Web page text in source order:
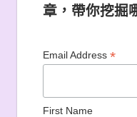
章，帶你挖掘
Email Address *
First Name